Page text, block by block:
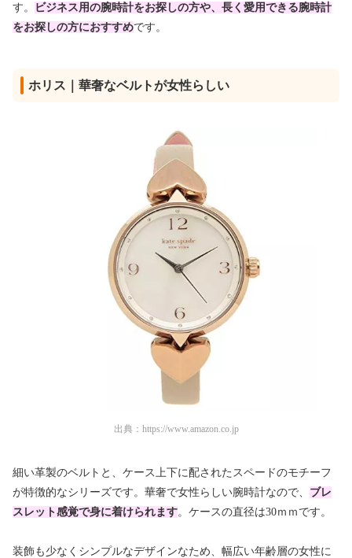
す。
ビジネス用の腕時計をお探しの方や、長く愛用できる腕時計
をお探しの方におすすめです。
ホリス｜華奢なベルトが女性らしい
出典： https://www.amazon.co.jp
細い革製のベルトと、ケース上下に配されたスペードのモチーフ
が特徴的なシリーズです。華奢で女性らしい腕時計なので、 ブレ
スレット感覚で身に着けられます。ケースの直径は30ｍｍです。
装飾も少なくシンプルなデザインなため、幅広い年齢層の女性に